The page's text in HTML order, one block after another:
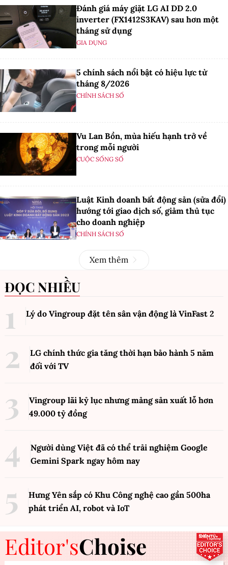
Đánh giá máy giặt LG AI DD 2.0
inverter (FX1412S3KAV) sau hơn một
tháng sử dụng
GIA DỤNG
5 chính sách nổi bật có hiệu lực từ
tháng 8/2026
CHÍNH SÁCH SỐ
Vu Lan Bồn, mùa hiếu hạnh trở về
trong mỗi người
CUỘC SỐNG SỐ
Luật Kinh doanh bất động sản (sửa đổi)
hướng tới giao dịch số, giảm thủ tục
cho doanh nghiệp
CHÍNH SÁCH SỐ
Xem thêm
ĐỌC NHIỀU
Lý do Vingroup đặt tên sân vận động là VinFast 2
LG chính thức gia tăng thời hạn bảo hành 5 năm
đối với TV
Vingroup lãi kỷ lục nhưng mảng sản xuất lỗ hơn
49.000 tỷ đồng
Người dùng Việt đã có thể trải nghiệm Google
Gemini Spark ngay hôm nay
Hưng Yên sắp có Khu Công nghệ cao gần 500ha
phát triển AI, robot và IoT
Editor'sChoise